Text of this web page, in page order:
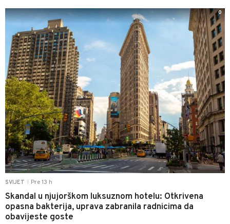
SVIJET Pre 13 h
Skandal u njujorškom luksuznom hotelu: Otkrivena
opasna bakterija, uprava zabranila radnicima da
obavijeste goste
0